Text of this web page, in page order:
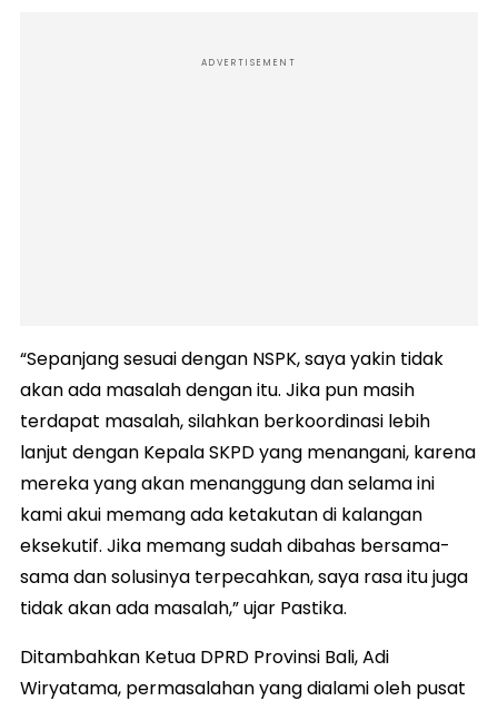
ADVERTISEMENT
“Sepanjang sesuai dengan NSPK, saya yakin tidak
akan ada masalah dengan itu. Jika pun masih
terdapat masalah, silahkan berkoordinasi lebih
lanjut dengan Kepala SKPD yang menangani, karena
mereka yang akan menanggung dan selama ini
kami akui memang ada ketakutan di kalangan
eksekutif. Jika memang sudah dibahas bersama-
sama dan solusinya terpecahkan, saya rasa itu juga
tidak akan ada masalah,” ujar Pastika.
Ditambahkan Ketua DPRD Provinsi Bali, Adi
Wiryatama, permasalahan yang dialami oleh pusat